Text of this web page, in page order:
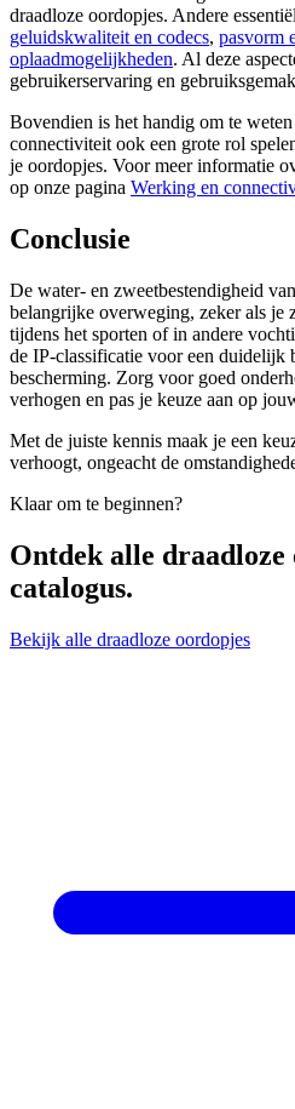
draadloze oordopjes. Andere
geluidskwaliteit en codecs, pasvorm
oplaadmogelijkheden. Al deze
gebruikerservaring en
Bovendien is het handig om te
connectiviteit ook een grote rol
je oordopjes. Voor meer informatie
op onze pagina Werking en
Conclusie
De water- en zweetbestendigheid
belangrijke overweging, zeker als je
tijdens het sporten of in andere
de IP-classificatie voor een duidelijk
bescherming. Zorg voor goed
verhogen en pas je keuze aan op
Met de juiste kennis maak je een
verhoogt, ongeacht de
Klaar om te beginnen?
Ontdek alle draadloze
catalogus.
Bekijk alle draadloze oordopjes